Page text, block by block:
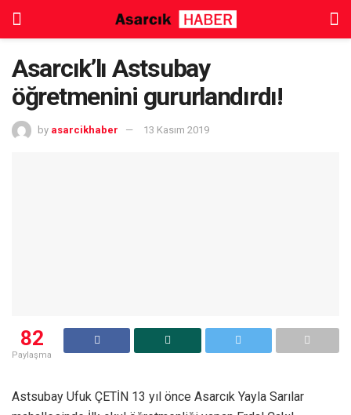
Asarcık’lı Astsubay
öğretmenini gururlandırdı!
by asarcikhaber 13 Kasım 2019
82
Paylaşma
Astsubay Ufuk ÇETİN 13 yıl önce Asarcık Yayla Sarılar